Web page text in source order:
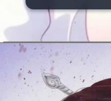
Đang mở https://